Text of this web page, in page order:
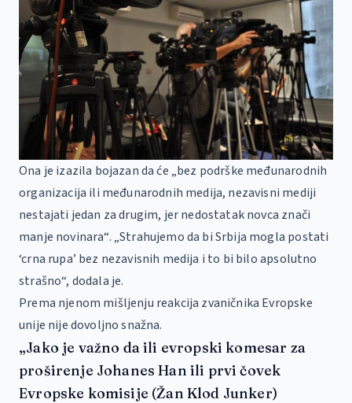
Ona je izazila bojazan da će „bez podrške međunarodnih
organizacija ili međunarodnih medija, nezavisni mediji
nestajati jedan za drugim, jer nedostatak novca znači
manje novinara“. „Strahujemo da bi Srbija mogla postati
‘crna rupa’ bez nezavisnih medija i to bi bilo apsolutno
strašno“, dodala je.
Prema njenom mišljenju reakcija zvaničnika Evropske
unije nije dovoljno snažna.
„Jako je važno da ili evropski komesar za
proširenje Johanes Han ili prvi čovek
Evropske komisije (Žan Klod Junker)